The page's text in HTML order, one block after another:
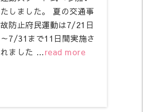
たしました。 夏の交通事
故防止府民運動は7/21日
～7/31まで11日間実施さ
れました …read more